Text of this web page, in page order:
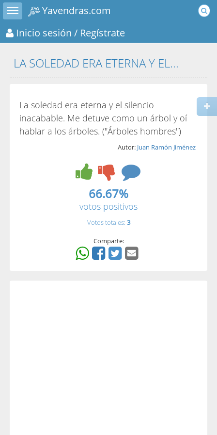
Toggle sidebar
Yavendras.com
Inicio sesión / Regístrate
LA SOLEDAD ERA ETERNA Y EL...
La soledad era eterna y el silencio
inacabable. Me detuve como un árbol y oí
hablar a los árboles. ("Árboles hombres")
Autor: Juan Ramón Jiménez
66.67%
votos positivos
Votos totales: 3
Comparte: